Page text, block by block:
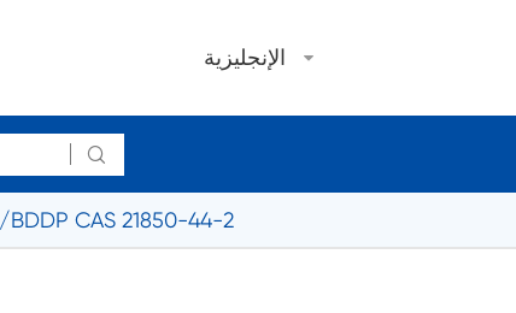
الإنجليزية

Tetrabromobisphenol أ مكرر (ثنائي برومو بروبيل الأثير) /BDDP CAS 21850-44-2